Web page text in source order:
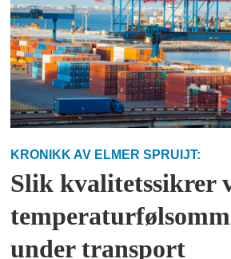
KRONIKK AV ELMER SPRUIJT:
Slik kvalitetssikrer
under transport